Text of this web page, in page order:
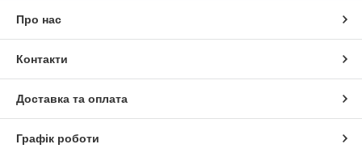
Про нас
Контакти
Доставка та оплата
Графік роботи